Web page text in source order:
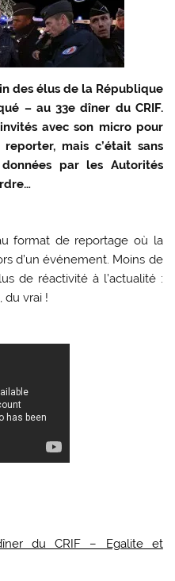
des élus de la République
– au 33e dîner du CRIF.
avec son micro pour
mais c’était sans
par les Autorités
format de reportage où la
d’un événement. Moins de
de réactivité à l’actualité :
du vrai !
du CRIF – Egalite et